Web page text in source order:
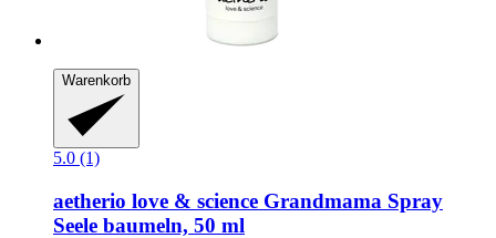
Warenkorb
5.0 (1)
aetherio love & science Grandmama Spray
Seele baumeln, 50 ml